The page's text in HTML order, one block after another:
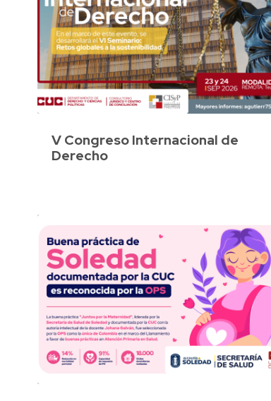
V Congreso Internacional de
Derecho